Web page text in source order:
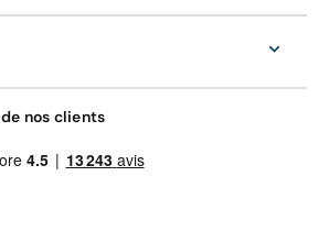
dans le réseau constructeur
et véhicule de prêt)
vitres
nos clients